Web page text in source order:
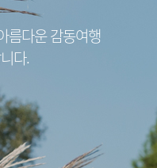
름다운 감동여행
다.